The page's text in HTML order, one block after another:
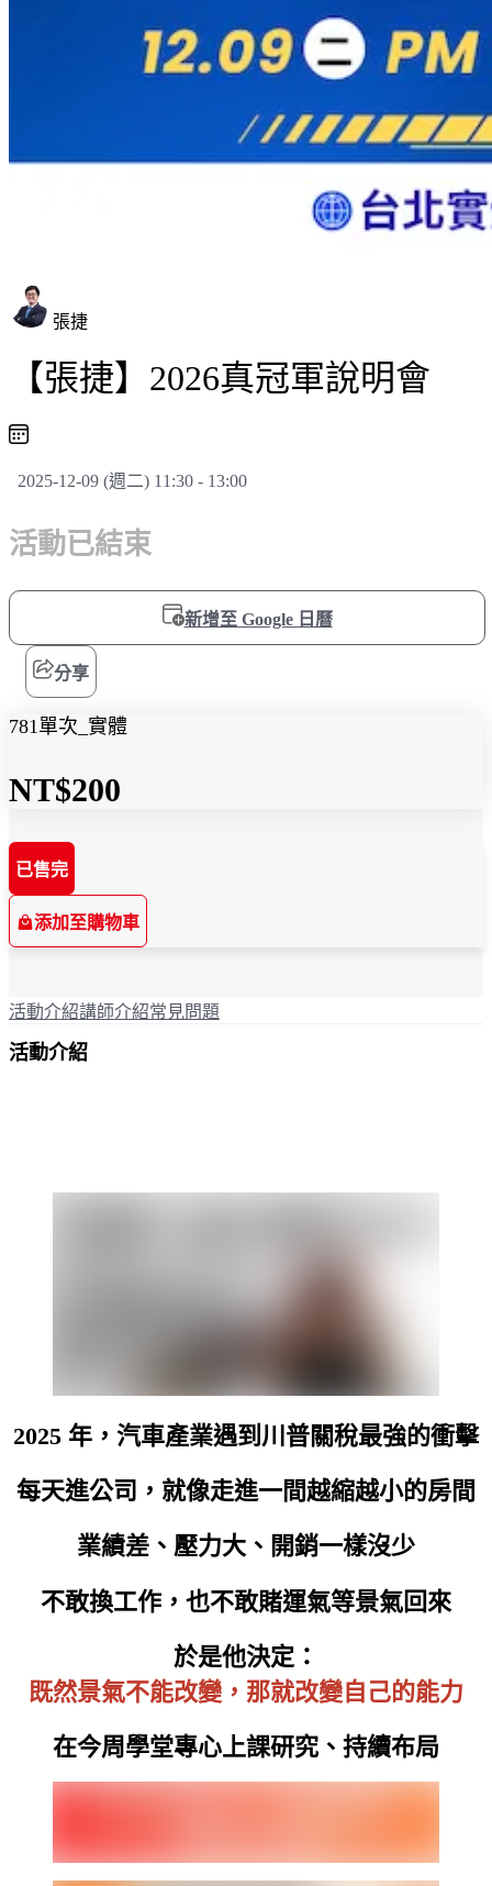
張捷
【張捷】2026真冠軍說明會
2025-12-09 (週二) 11:30 - 13:00
活動已結束
新增至 Google 日曆
分享
781單次_實體
NT$200
已售完
添加至購物車
活動介紹講師介紹常見問題
活動介紹
2025 年，汽車產業遇到川普關稅最強的衝擊
每天進公司，就像走進一間越縮越小的房間
業績差、壓力大、開銷一樣沒少
不敢換工作，也不敢賭運氣等景氣回來
於是他決定：
既然景氣不能改變，那就改變自己的能力
在今周學堂專心上課研究、持續布局